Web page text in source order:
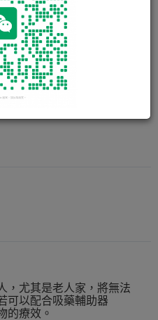
細碼面罩)
Flow-Vu
，尤其是老人家，將無法
可以配合吸藥輔助器
的療效。